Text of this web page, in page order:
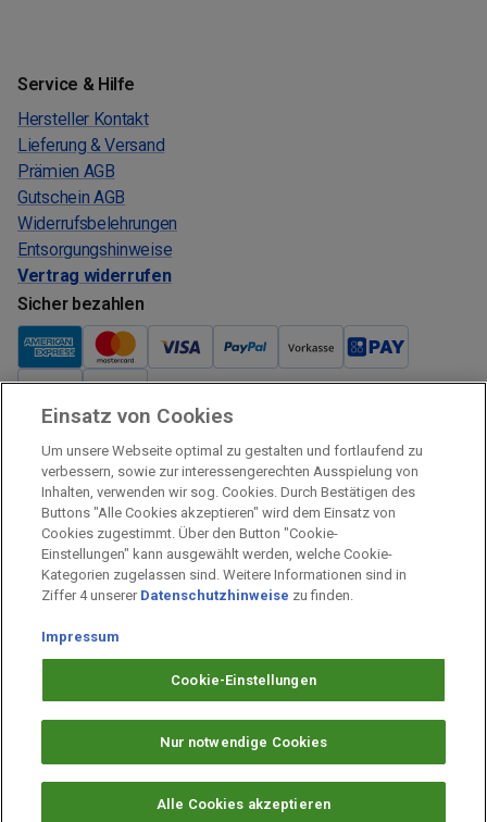
Service & Hilfe
Hersteller Kontakt
Lieferung & Versand
Prämien AGB
Gutschein AGB
Widerrufsbelehrungen
Entsorgungshinweise
Vertrag widerrufen
Sicher bezahlen
Verkauf und Versand
Kostenloser Versand:
Verkauf und Versand durch:
Verkauf Gutscheine durch:
Sicher einkaufen
Prämien Impressum
Prämien Datenschutz
Cookie-Einstellungen
Einsatz von Cookies
Um unsere Webseite optimal zu gestalten und fortlaufend zu
verbessern, sowie zur interessengerechten Ausspielung von
Inhalten, verwenden wir sog. Cookies. Durch Bestätigen des
Buttons "Alle Cookies akzeptieren" wird dem Einsatz von
Cookies zugestimmt. Über den Button "Cookie-
Einstellungen" kann ausgewählt werden, welche Cookie-
Kategorien zugelassen sind. Weitere Informationen sind in
Ziffer 4 unserer Datenschutzhinweise zu finden.
Impressum
Cookie-Einstellungen
Nur notwendige Cookies
Alle Cookies akzeptieren